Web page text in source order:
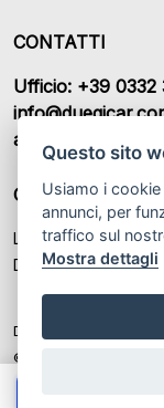
Questo sito
Usiamo i
annunci, per
traffico sul
Mostra dettagli
CONTATTI
Ufficio: +39 0332
ORARI DI
Lunedì – Sabato:
Domenica: Chiuso
DUEGI CAR S.R.L.
© Another site by